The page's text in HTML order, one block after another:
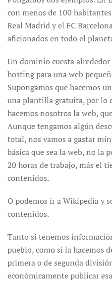
con menos de 100
Real Madrid y el FC
aficionados en todo el
Un dominio cuesta
hosting para una web
Supongamos que hacemos
una plantilla gratuita, por lo
hacemos nosotros la web,
Aunque tengamos algún
total, nos vamos a gastar
básica que sea la web, no la
20 horas de trabajo, más el
contenidos.
O podemos ir a Wikipedia y
contenidos.
Tanto si tenemos
pueblo, como si la hacemos
primera o de segunda
económicamente publicar